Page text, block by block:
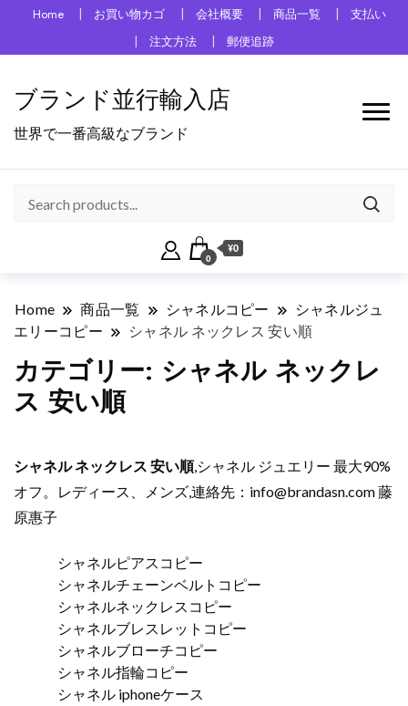
Home お買い物カゴ 会社概要 商品一覧
支払い
注文方法
郵便追跡
ブランド並行輸入店
世界で一番高級なブランド
0
¥0
Home 商品一覧 シャネルコピー
シャネルジュ
エリーコピー
シャネル ネックレス 安い順
カテゴリー: シャネル ネックレ
ス 安い順
シャネル ネックレス 安い順,シャネル ジュエリー 最大90%
オフ。レディース、メンズ,連絡先： info@brandasn.com藤
原惠子
シャネルピアスコピー
シャネルチェーンベルトコピー
シャネルネックレスコピー
シャネルブレスレットコピー
シャネルブローチコピー
シャネル指輪コピー
シャネル iphoneケース